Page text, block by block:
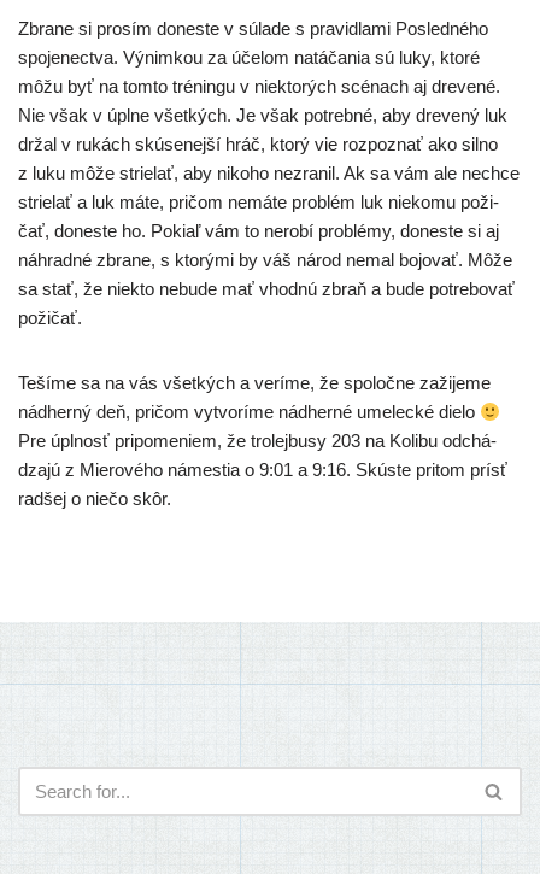
Zbrane si pro­sím dones­te v súla­de s pra­vid­la­mi Posledného
spo­je­nec­tva. Výnimkou za úče­lom natá­ča­nia sú luky, kto­ré
môžu byť na tom­to tré­nin­gu v nie­kto­rých scé­nach aj dre­ve­né.
Nie však v úpl­ne všet­kých. Je však potreb­né, aby dre­ve­ný luk
držal v rukách skú­se­nej­ší hráč, kto­rý vie roz­poz­nať ako sil­no
z luku môže strie­lať, aby niko­ho nezra­nil. Ak sa vám ale nech­ce
strie­lať a luk máte, pri­čom nemá­te prob­lém luk nie­ko­mu poži­
čať, dones­te ho. Pokiaľ vám to nero­bí prob­lé­my, dones­te si aj
náh­rad­né zbra­ne, s kto­rý­mi by váš národ nemal bojo­vať. Môže
sa stať, že nie­kto nebu­de mať vhod­nú zbraň a bude potre­bo­vať
požičať.
Tešíme sa na vás všet­kých a verí­me, že spo­loč­ne zaži­je­me
nád­her­ný deň, pri­čom vytvo­rí­me nád­her­né ume­lec­ké die­lo
Pre úpl­nosť pri­po­me­niem, že tro­lej­bu­sy 203 na Kolibu odchá­
dza­jú z Mierového námes­tia o 9:01 a 9:16. Skúste pri­tom prí­sť
rad­šej o nie­čo skôr.